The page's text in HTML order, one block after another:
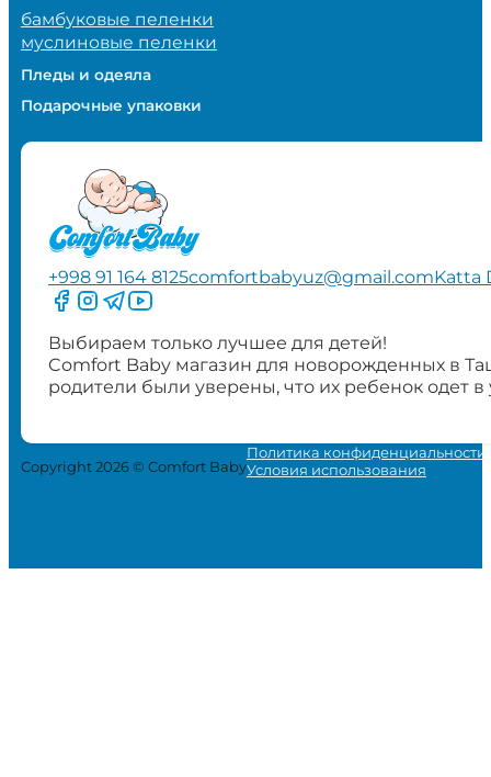
бамбуковые пеленки
муслиновые пеленки
Пледы и одеяла
Подарочные упаковки
+998 91 164 8125comfortbabyuz@gmail.comKatta
Следите за нами на Facebook
Следите за нами в Instagram
Следите за нами в Telegram
Следите за нами в YouTube
Выбираем только лучшее для детей!
Comfort Baby магазин для новорожденных в
родители были уверены, что их ребенок одет
Copyright 2026 © Comfort Baby
Политика конфиденциальности
Условия использования